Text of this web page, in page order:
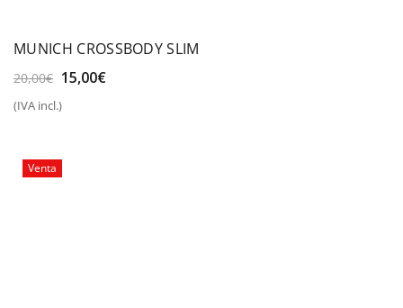
MUNICH CROSSBODY SLIM
20,00€ El
original
15,00€El
(IVA incl.)
Venta